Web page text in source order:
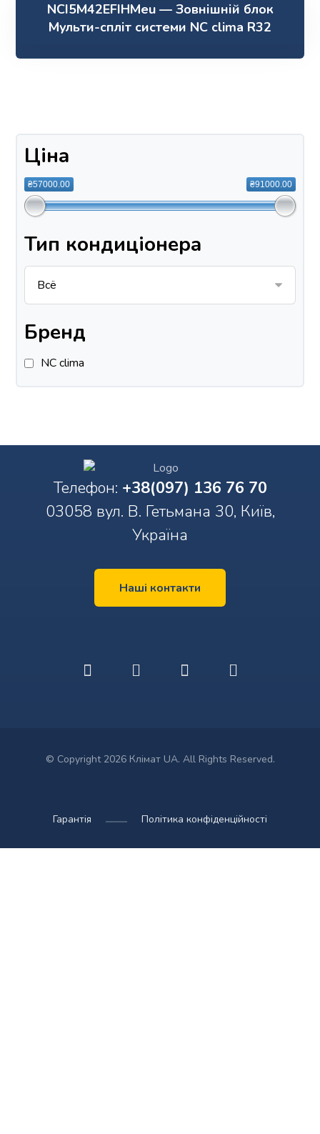
NCI5M42EFIHMeu — Зовнішній блок
Мульти-спліт системи NC clima R32
Ціна
₴57000.00 ₴91000.00
Тип кондиціонера
Бренд
NC clima
Телефон: +38(097) 136 76 70
03058 вул. В. Гетьмана 30, Київ,
Україна
Наші контакти
© Copyright 2026 Клімат UA. All Rights Reserved.
Політика конфіденційності
Гарантія